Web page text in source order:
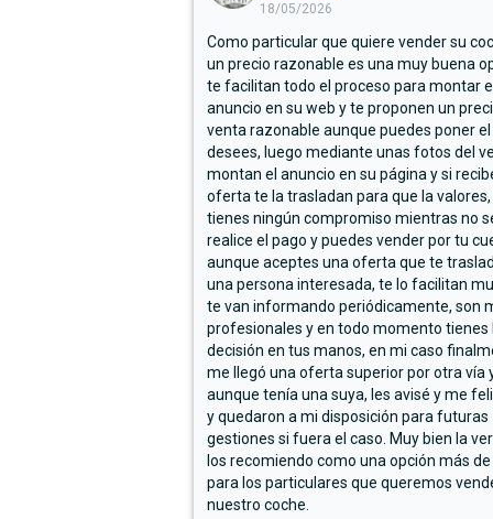
18/05/2026
Como particular que quiere vender su
un precio razonable es una muy buena
te facilitan todo el proceso para montar
anuncio en su web y te proponen un
venta razonable aunque puedes poner
desees, luego mediante unas fotos del
montan el anuncio en su página y si
oferta te la trasladan para que la
tienes ningún compromiso mientras no
realice el pago y puedes vender por tu
aunque aceptes una oferta que te
una persona interesada, te lo facilitan
te van informando periódicamente, son
profesionales y en todo momento tienes
decisión en tus manos, en mi caso
me llegó una oferta superior por otra vía
aunque tenía una suya, les avisé y me
y quedaron a mi disposición para futuras
gestiones si fuera el caso. Muy bien la
los recomiendo como una opción más
para los particulares que queremos
nuestro coche.